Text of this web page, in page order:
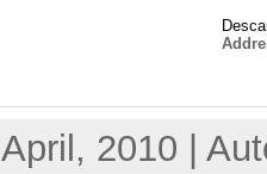
April, 2010 |